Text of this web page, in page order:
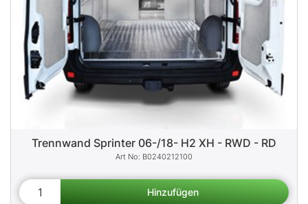
Trennwand Sprinter 06-/18- H2 XH - RWD - RD
B0240212100